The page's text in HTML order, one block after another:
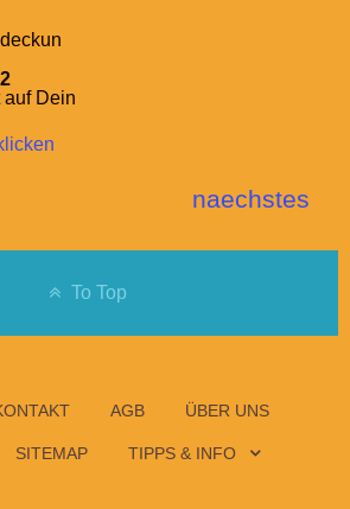
auf Dein
naechstes
To Top
AGB ÜBER UNS
SITEMAP TIPPS & INFO